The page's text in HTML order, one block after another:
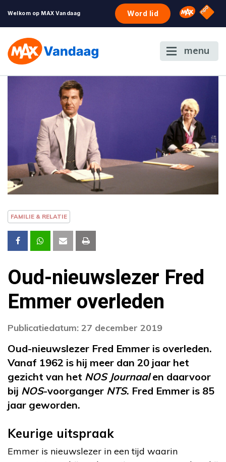
Welkom op MAX Vandaag Word lid Omroep
NPO
menu
FAMILIE & RELATIE
Oud-nieuwslezer Fred
Emmer overleden
Publicatiedatum: 27 december 2019
Oud-nieuwslezer Fred Emmer is overleden.
Vanaf 1962 is hij meer dan 20 jaar het
gezicht van het NOS Journaalen daarvoor
bij NOS-voorganger NTS. Fred Emmer is 85
jaar geworden.
Keurige uitspraak
Emmer is nieuwslezer in een tijd waarin